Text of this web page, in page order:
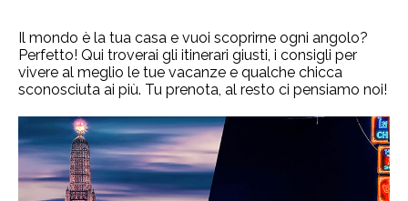
Il mondo è la tua casa e vuoi scoprirne ogni angolo?
Perfetto! Qui troverai gli itinerari giusti, i consigli per
vivere al meglio le tue vacanze e qualche chicca
sconosciuta ai più. Tu prenota, al resto ci pensiamo noi!